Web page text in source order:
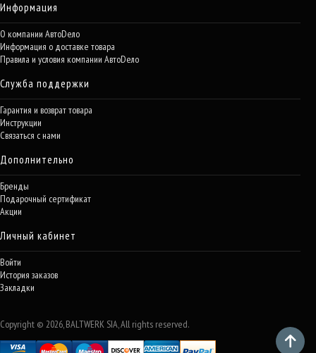
Информация
О компании АвтоDело
Информация о доставке товара
Правила и условия компании АвтоDело
Служба поддержки
Гарантия и возврат товара
Инструкции
Связаться с нами
Дополнительно
Бренды
Подарочный сертификат
Акции
Личный кабинет
Войти
История заказов
Закладки
Copyright © 2026, BALTWERK SIA, All rights reserved.